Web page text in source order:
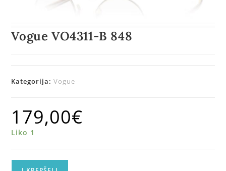
Vogue VO4311-B 848
Kategorija:Vogue
179,00€
Liko 1